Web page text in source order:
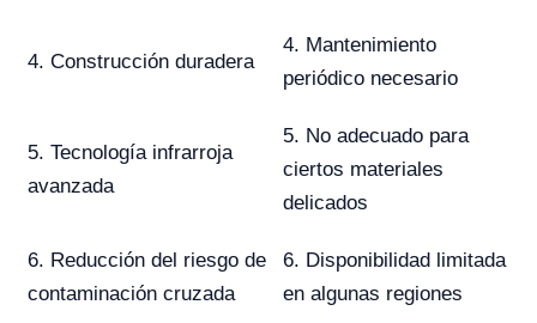
4. Construcción duradera
4. Mantenimiento
periódico necesario
5. Tecnología infrarroja
avanzada
5. No adecuado para
ciertos materiales
delicados
6. Reducción del riesgo de
contaminación cruzada
6. Disponibilidad limitada
en algunas regiones